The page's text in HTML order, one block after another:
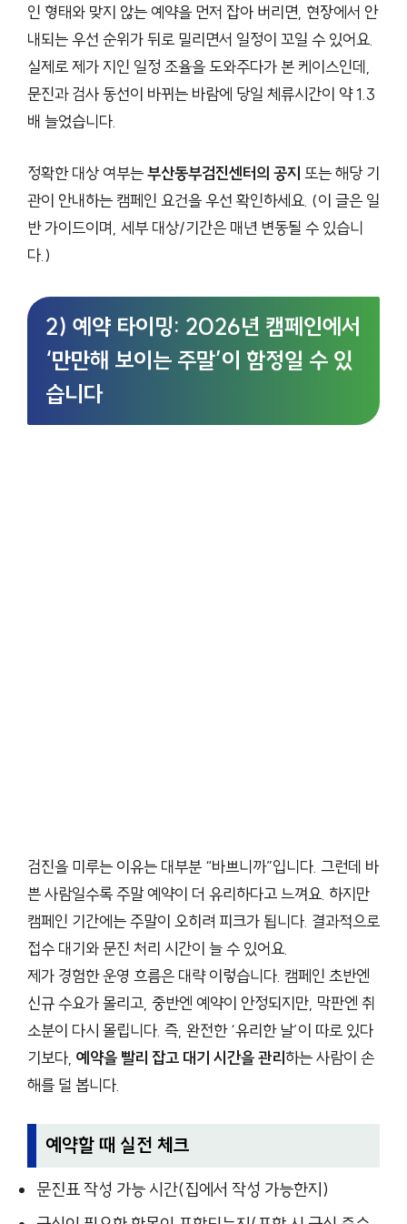
인 형태와 맞지 않는 예약을 먼저 잡아 버리면, 현장에서 안
내되는 우선 순위가 뒤로 밀리면서 일정이 꼬일 수 있어요.
실제로 제가 지인 일정 조율을 도와주다가 본 케이스인데,
문진과 검사 동선이 바뀌는 바람에 당일 체류시간이 약 1.3
배 늘었습니다.
정확한 대상 여부는부산동부검진센터의 공지 또는 해당 기
관이 안내하는 캠페인 요건을 우선 확인하세요. (이 글은 일
반 가이드이며, 세부 대상/기간은 매년 변동될 수 있습니
다.)
2) 예약 타이밍: 2026년 캠페인에서
‘만만해 보이는 주말’이 함정일 수 있
습니다
검진을 미루는 이유는 대부분 “바쁘니까”입니다. 그런데 바
쁜 사람일수록 주말 예약이 더 유리하다고 느껴요. 하지만
캠페인 기간에는 주말이 오히려 피크가 됩니다. 결과적으로
접수 대기와 문진 처리 시간이 늘 수 있어요.
제가 경험한 운영 흐름은 대략 이렇습니다. 캠페인 초반엔
신규 수요가 몰리고, 중반엔 예약이 안정되지만, 막판엔 취
소분이 다시 몰립니다. 즉, 완전한 ‘유리한 날’이 따로 있다
기보다, 예약을 빨리 잡고 대기 시간을 관리하는 사람이 손
해를 덜 봅니다.
예약할 때 실전 체크
문진표 작성 가능 시간(집에서 작성 가능한지)